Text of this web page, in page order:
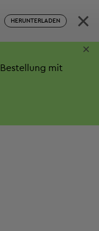
HERUNTERLADEN ×
mit
×